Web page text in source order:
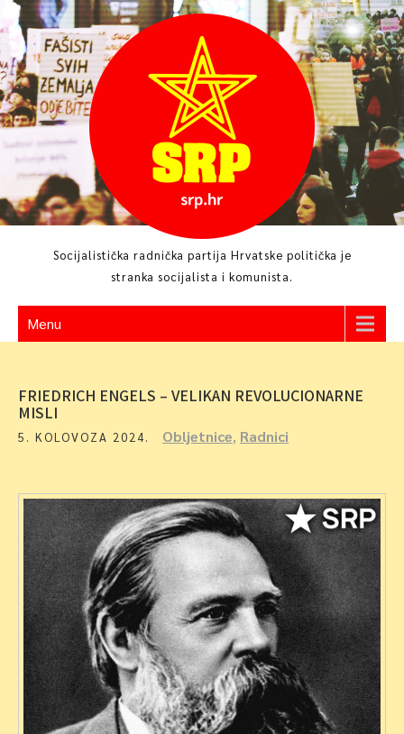
Skip
to
content
Socijalistička radnička partija Hrvatske politička je
stranka socijalista i komunista.
Menu
FRIEDRICH ENGELS – VELIKAN REVOLUCIONARNE
MISLI
5. KOLOVOZA 2024. Obljetnice, Radnici